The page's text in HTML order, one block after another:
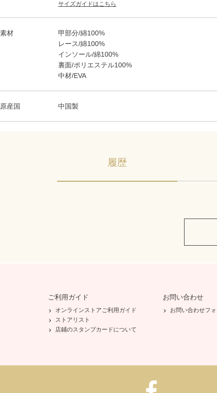
サイズガイドはこちら
素材
甲部分/綿100%
レース/綿100%
インソール/綿100%
裏面/ポリエステル100%
中材/EVA
原産国 中国製
履歴
ご利用ガイド
オンラインストアご利用ガイド
ストアリスト
店鋪のスタンプカードについて
お問い合わせ
お問い合わせフ